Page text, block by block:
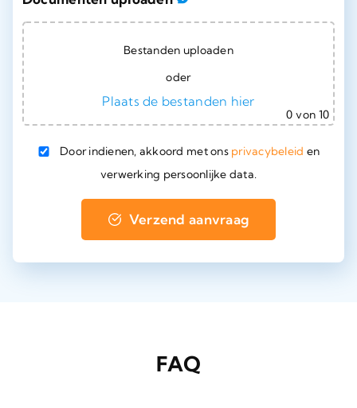
Bestanden uploaden
oder
Plaats de bestanden hier
0 von 10
Door indienen, akkoord met ons privacybeleid en
verwerking persoonlijke data.
FAQ